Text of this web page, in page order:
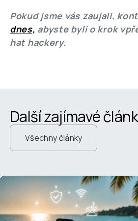
Pokud jsme vás zaujali,
dnes, abyste byli o krok
hat hackery.
Další zajímavé
Všechny články